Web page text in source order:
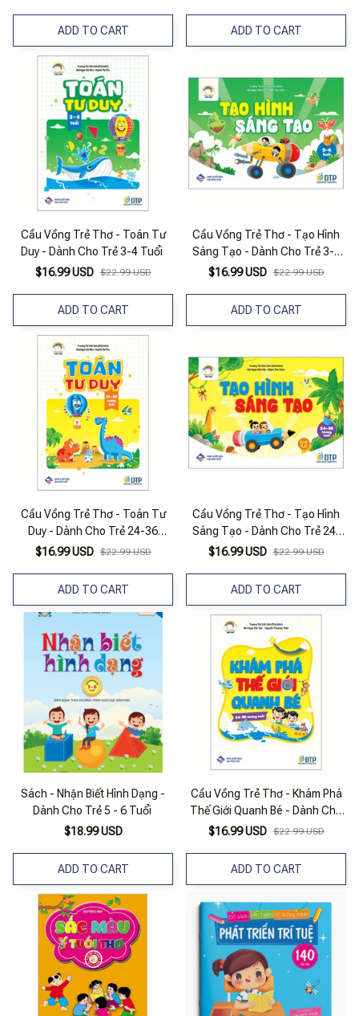
ADD TO CART ADD TO CART
Cầu Vồng Trẻ Thơ - Toán Tư
Duy - Dành Cho Trẻ 3-4 Tuổi
$16.99 USD $22.99 USD
ADD TO CART
Cầu Vồng Trẻ Thơ - Tạo Hình
Sáng Tạo - Dành Cho Trẻ 3-4
Tuổi
$16.99 USD $22.99 USD
ADD TO CART
Cầu Vồng Trẻ Thơ - Toán Tư
Duy - Dành Cho Trẻ 24-36
Tháng Tuổi
$16.99 USD $22.99 USD
ADD TO CART
Cầu Vồng Trẻ Thơ - Tạo Hình
Sáng Tạo - Dành Cho Trẻ 24-
36 Tháng Tuổi
$16.99 USD $22.99 USD
ADD TO CART
Sách - Nhận Biết Hình Dạng -
Dành Cho Trẻ 5 - 6 Tuổi
$18.99 USD
ADD TO CART
Cầu Vồng Trẻ Thơ - Khám Phá
Thế Giới Quanh Bé - Dành Cho
Trẻ 24-36 Tháng Tuổi
$16.99 USD $22.99 USD
ADD TO CART